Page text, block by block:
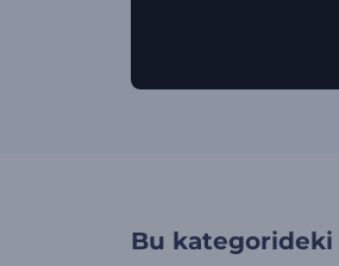
Bu kategorideki